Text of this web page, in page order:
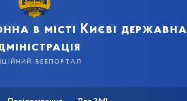
в місті Києві державна
вебпортал